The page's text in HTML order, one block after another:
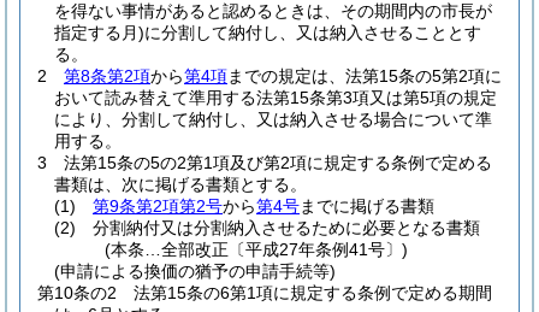
を得ない事情があると認めるときは、その期間内の市長が
指定する月)に分割して納付し、又は納入させることとす
る。
2
第8条第2項から第4項までの規定は、法第15条の5第2項に
おいて読み替えて準用する法第15条第3項又は第5項の規定
により、分割して納付し、又は納入させる場合について準
用する。
3
法第15条の5の2第1項及び第2項に規定する条例で定める
書類は、次に掲げる書類とする。
(1)
第9条第2項第2号から第4号までに掲げる書類
(2)
分割納付又は分割納入させるために必要となる書類
(本条…全部改正〔平成27年条例41号〕)
(申請による換価の猶予の申請手続等)
第10条の2
法第15条の6第1項に規定する条例で定める期間